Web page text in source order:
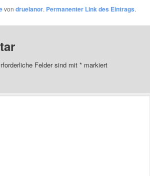
von druelanor. Permanenter Link des Eintrags.
Felder sind mit *markiert